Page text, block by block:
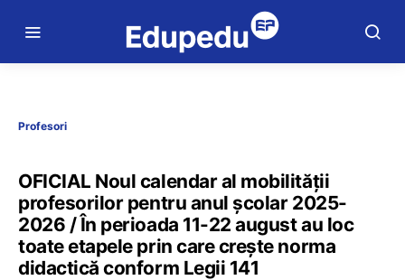
Profesori
OFICIAL Noul calendar al mobilității
profesorilor pentru anul școlar 2025-
2026 / În perioada 11-22 august au loc
toate etapele prin care crește norma
didactică conform Legii 141